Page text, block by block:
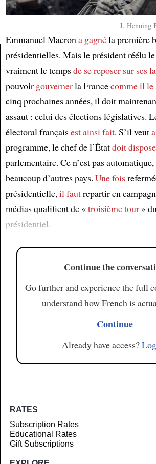
Article
J. Henning
Emmanuel Macrona gagnéla première
présidentielles. Mais le président réélu le
vraiment le tempsde se reposer sur ses
pouvoir gouvernerla Francecomme il le
cinq prochaines années, il doit
assaut : celui des élections législatives.
électoral françaisest ainsi fait. S’il veut
programme, le chef de l’Étatdoit
parlementaire. Ce n’est pas
beaucoup d’autres pays. Une fois
présidentielle,il fautrepartir en
médias qualifient de «troisième tour»
présidentiel.
Continue the
Go further and experience the full
understand how French is
Continue
Already have access?
RATES
Subscription Rates
Educational Rates
Gift Subscriptions